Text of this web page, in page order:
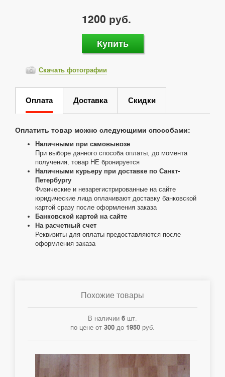
1200 руб.
Купить
Скачать фотографии
Оплата Доставка Скидки
Оплатить товар можно следующими способами:
Наличными при самовывозе
При выборе данного способа оплаты, до момента
получения, товар НЕ бронируется
Наличными курьеру при доставке по Санкт-
Петербургу
Физические и незарегистрированные на сайте
юридические лица оплачивают доставку банковской
картой сразу после оформления заказа
Банковской картой на сайте
На расчетный счет
Реквизиты для оплаты предоставляются после
оформления заказа
Похожие товары
В наличии 6 шт.
по цене от 300 до 1950 руб.